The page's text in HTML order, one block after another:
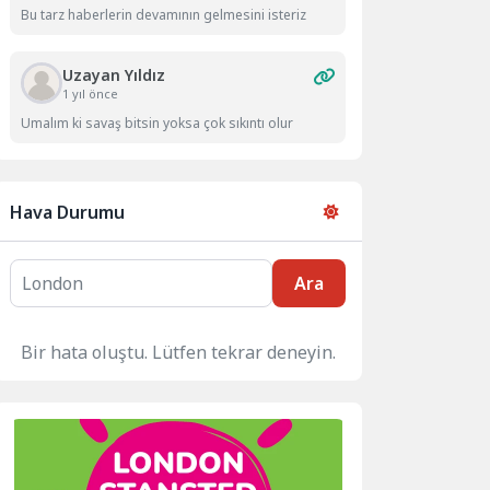
Bu tarz haberlerin devamının gelmesini isteriz
Uzayan Yıldız
1 yıl önce
Umalım ki savaş bitsin yoksa çok sıkıntı olur
Hava Durumu
Ara
Bir hata oluştu. Lütfen tekrar deneyin.